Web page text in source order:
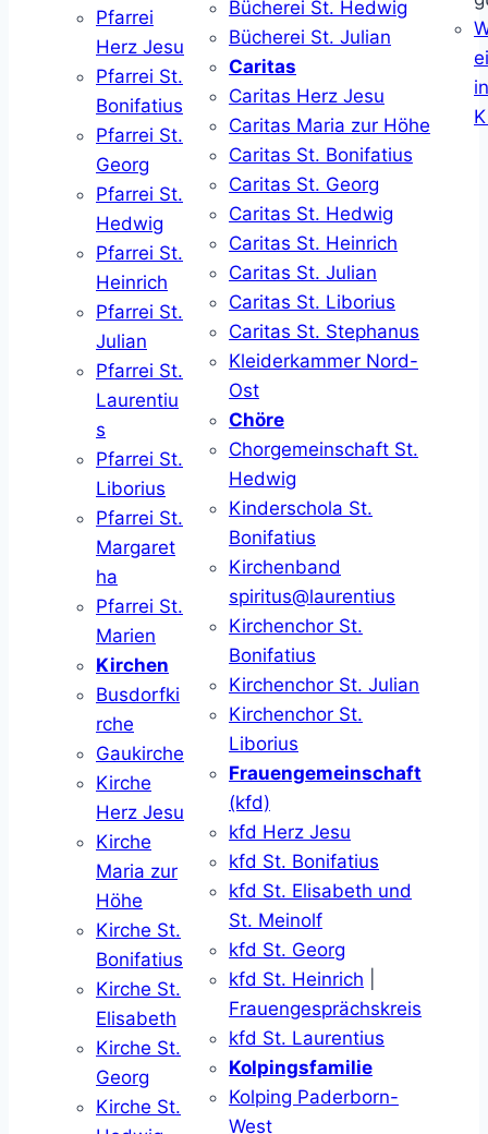
Pfarrei
Herz Jesu
Pfarrei St.
Bonifatius
Pfarrei St.
Georg
Pfarrei St.
Hedwig
Pfarrei St.
Heinrich
Pfarrei St.
Julian
Pfarrei St.
Laurentiu
s
Pfarrei St.
Liborius
Pfarrei St.
Margaret
ha
Pfarrei St.
Marien
Kirchen
Busdorfki
rche
Gaukirche
Kirche
Herz Jesu
Kirche
Maria zur
Höhe
Kirche St.
Bonifatius
Kirche St.
Elisabeth
Kirche St.
Georg
Kirche St.
Bücherei St. Hedwig
Bücherei St. Julian
Caritas
Caritas Herz Jesu
Caritas Maria zur Höhe
Caritas St. Bonifatius
Caritas St. Georg
Caritas St. Hedwig
Caritas St. Heinrich
Caritas St. Julian
Caritas St. Liborius
Caritas St. Stephanus
Kleiderkammer Nord-
Ost
Chöre
Chorgemeinschaft St.
Hedwig
Kinderschola St.
Bonifatius
Kirchenband
spiritus@laurentius
Kirchenchor St.
Bonifatius
Kirchenchor St. Julian
Kirchenchor St.
Liborius
Frauengemeinschaft
(kfd)
kfd Herz Jesu
kfd St. Bonifatius
kfd St. Elisabeth und
St. Meinolf
kfd St. Georg
kfd St. Heinrich
Frauengesprächskreis
kfd St. Laurentius
Kolpingsfamilie
Kolping Paderborn-
West